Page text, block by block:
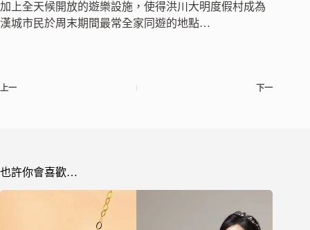
加上全天候開放的遊樂設施，使得洪川大明度假村成為
漢城市民於周末期間最常全家同遊的地點…
上一 下一
也許你會喜歡…